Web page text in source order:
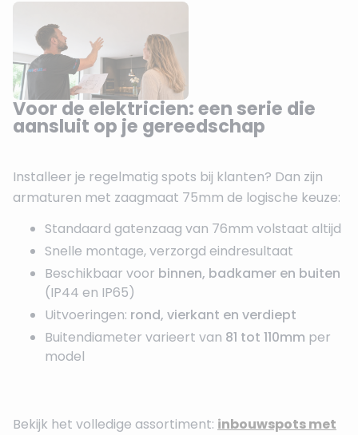
Voor de elektricien: een serie die
aansluit op je gereedschap
Installeer je regelmatig spots bij klanten? Dan zijn
armaturen met zaagmaat 75mm de logische keuze:
Standaard gatenzaag van 76mm volstaat altijd
Snelle montage, verzorgd eindresultaat
Beschikbaar voor binnen, badkamer en buiten
(IP44 en IP65)
Uitvoeringen: rond, vierkant en verdiept
Buitendiameter varieert van 81 tot 110mm per
model
Bekijk het volledige assortiment: inbouwspots met